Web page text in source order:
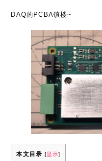
DAQ的PCBA镇楼~
本文目录 [显示]